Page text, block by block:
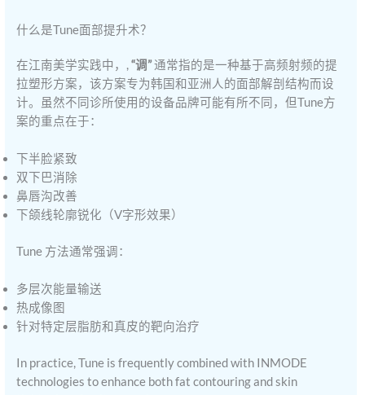
什么是Tune面部提升术？
在江南美学实践中，,“调”通常指的是一种基于高频射频的提
拉塑形方案，该方案专为韩国和亚洲人的面部解剖结构而设
计。虽然不同诊所使用的设备品牌可能有所不同，但Tune方
案的重点在于：
下半脸紧致
双下巴消除
鼻唇沟改善
下颌线轮廓锐化（V字形效果）
Tune 方法通常强调：
多层次能量输送
热成像图
针对特定层脂肪和真皮的靶向治疗
In practice, Tune is frequently combined with INMODE
technologies to enhance both fat contouring and skin